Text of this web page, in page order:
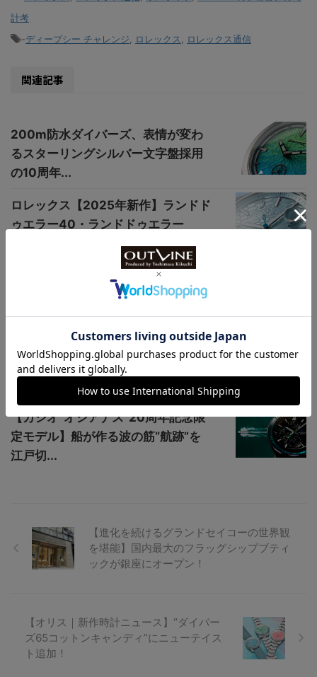
計考
-ディープシー チャレンジ ロレックス ロレックス通信
関連記事
200m防水ダイバーズ、表情が変わ
るスターリングシルバー文字盤採用
の10周年...
ロレックス【2025年新作】ランドド
ゥエラー40・ランドドゥエラー
【"アラン・シルベスタイン"でトゥ
ールビヨン！】ルイ・エラールがブ
ランド初の...
【懐中時計テイスト】スピークマリ
ンより、“ニューピカデリー”ケース
の新作が登...
【カシオ“オシアナス”20周年記念限
定モデル】船が作る波の筋“航跡”を
江戸切...
【進化を続けるグランドセイコーの世界観
を堪能】国内最大のフラッグシップブティ
ックが銀座にオープン！
【オリス｜新作時計ニュース】“ダイバー
ズ65コットンキャンディ”にニューテイス
ト追加！